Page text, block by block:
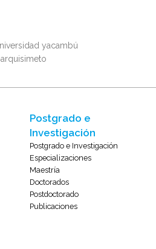
Postgrado e
Investigación
Postgrado e Investigación
Especializaciones
Maestría
Doctorados
Postdoctorado
Publicaciones